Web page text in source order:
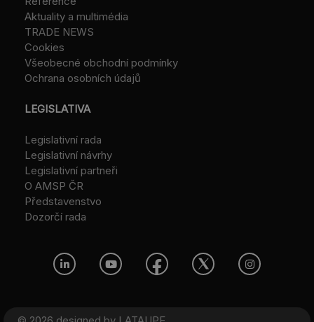
Aktuality a multimédia
TRADE NEWS
Cookies
Všeobecné obchodní podmínky
Ochrana osobních údajů
LEGISLATIVA
Legislativní rada
Legislativní návrhy
Legislativní partneři
O AMSP ČR
Představenstvo
Dozorčí rada